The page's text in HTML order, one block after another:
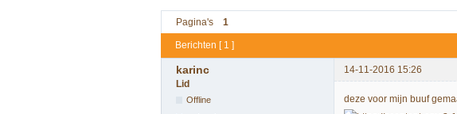
Pagina's 1
Berichten [ 1 ]
karinc
14-11-2016 15:26
Lid
Offline deze voor mijn buuf